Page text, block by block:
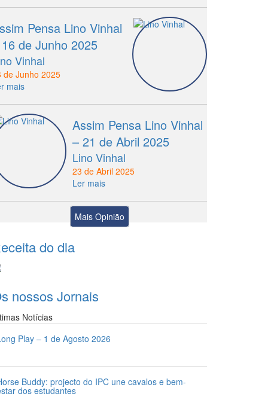
Pensa Lino Vinhal
de Junho 2025
Vinhal
de Junho 2025
mais
Assim Pensa Lino Vinhal
– 21 de Abril 2025
Lino Vinhal
23 de Abril 2025
Ler mais
Mais Opinião
do dia
nossos Jornais
Notícias
Play – 1 de Agosto 2026
Buddy: projecto do IPC une cavalos e bem-
dos estudantes